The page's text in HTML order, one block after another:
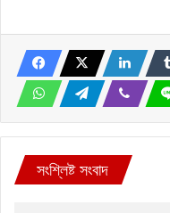
সংশ্লিষ্ট সংবাদ